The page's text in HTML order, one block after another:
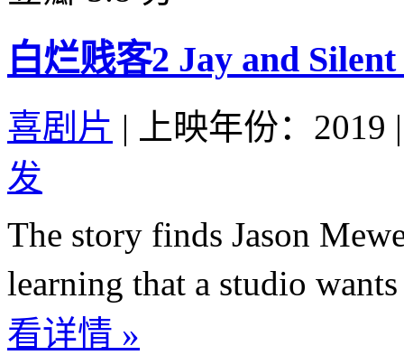
白烂贱客2 Jay and
喜剧片 | 上映年份：2019 |
发
The story finds Jason
learning that a studio
看详情 »